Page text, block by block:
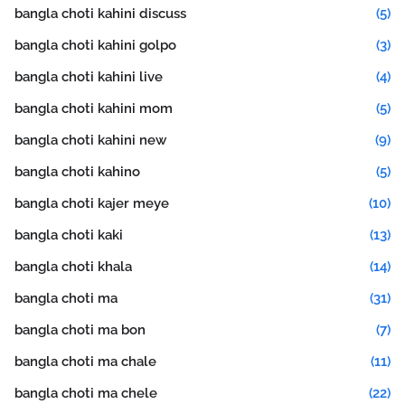
bangla choti kahini discuss
(5)
bangla choti kahini golpo
(3)
bangla choti kahini live
(4)
bangla choti kahini mom
(5)
bangla choti kahini new
(9)
bangla choti kahino
(5)
bangla choti kajer meye
(10)
bangla choti kaki
(13)
bangla choti khala
(14)
bangla choti ma
(31)
bangla choti ma bon
(7)
bangla choti ma chale
(11)
bangla choti ma chele
(22)